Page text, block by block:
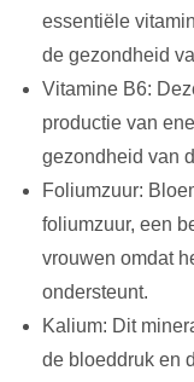
essentiële
de gezondheid
Vitamine B6:
productie van
gezondheid van
Foliumzuur:
foliumzuur, een
vrouwen omdat
ondersteunt.
Kalium: Dit
de bloeddruk en